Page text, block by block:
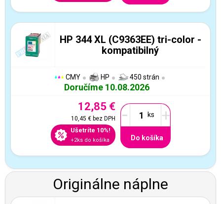
HP 344 XL (C9363EE) tri-color -
kompatibilný
CMY HP 450 strán
Doručíme 10.08.2026
12,85 €
10,45 €bez DPH
Ušetríte 10%!
+2ks do košíka
- +
Do košíka
Originálne náplne